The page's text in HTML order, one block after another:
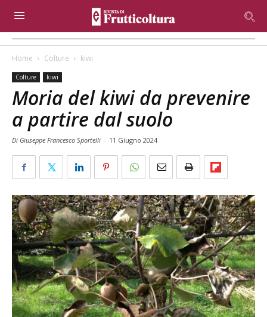
Home Colture kiwi
Colture kiwi
Moria del kiwi da prevenire
a partire dal suolo
Di Giuseppe Francesco Sportelli - 11 Giugno 2024